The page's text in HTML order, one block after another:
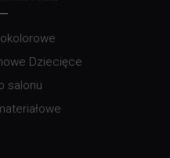
Dziecięce
salonu